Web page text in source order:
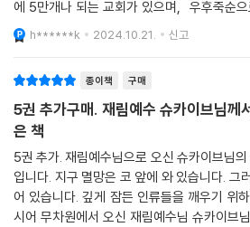
에 5만개나 되는 교회가 있으며, 우후죽순
회는 각종 비리의 온상지이며, 성서에 좁은길,
하셨는데 기독교
h******k 2024.10.21. 신고
종이책 구매
5권 추가구매. 재림예수 슈카이브님께
은 책
5권 추가. 재림예수님으로 오신 슈카이브님
입니다. 지구 멸망은 코 앞에 와 있습니다. 그
어 있습니다. 깊게 잠든 인류들을 깨우기 위
시어 무차원에서 오신 재림예수님 슈카이브